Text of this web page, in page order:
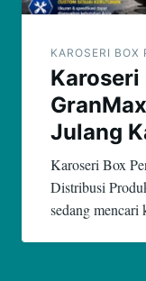
KAROSERI BOX
Karoseri
Julang
Karoseri Box
Distribusi
sedang